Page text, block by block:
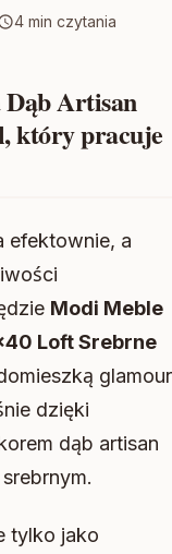
4 min czytania
Artisan
który pracuje
efektownie, a
Modi Meble
Loft Srebrne
glamour
dzięki
dąb artisan
tylko jako